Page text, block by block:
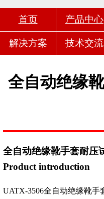
首页 产品中心
解决方案 技术交流
全自动绝缘
全自动绝缘靴手套耐压
Product introduction
UATX-3506全自动绝缘靴